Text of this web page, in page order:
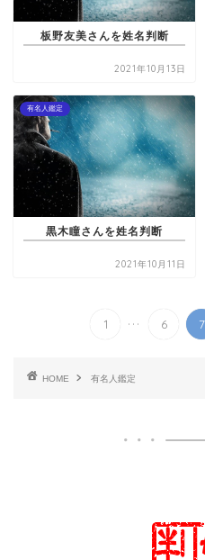
板野友美さんを姓名判断
2021年10月13日
有名人鑑定
黒木瞳さんを姓名判断
2021年10月11日
1 ... 6 7
HOME 有名人鑑定